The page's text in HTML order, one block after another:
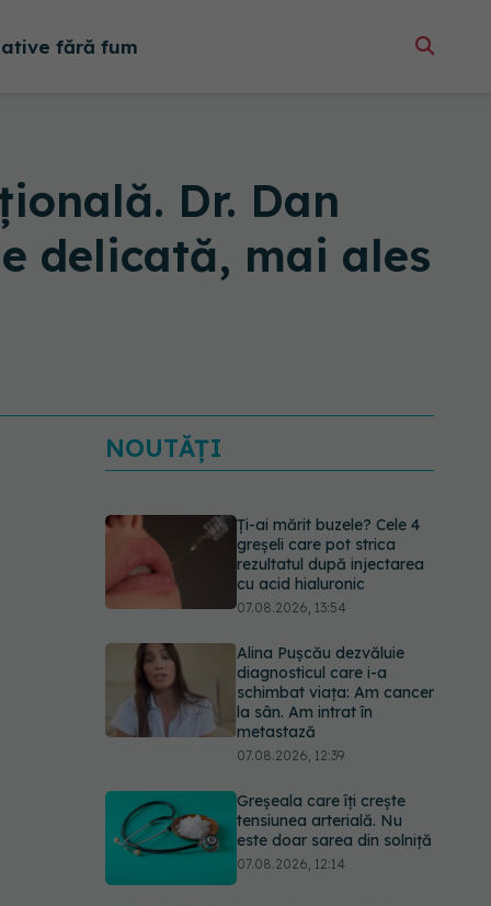
fără fum
Dr. Dan
delicată, mai ales
NOUTĂȚI
Ți-ai mărit buzele? Cele 4
greșeli care pot strica
rezultatul după injectarea
cu acid hialuronic
07.08.2026, 13:54
Alina Pușcău dezvăluie
diagnosticul care i-a
schimbat viața: Am cancer
la sân. Am intrat în
metastază
07.08.2026, 12:39
Greșeala care îți crește
tensiunea arterială. Nu
este doar sarea din solniță
07.08.2026, 12:14